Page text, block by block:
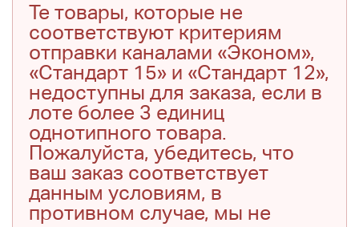
Те товары, которые не
соответствуют критериям
отправки каналами «Эконом»,
«Стандарт 15» и «Стандарт 12»,
недоступны для заказа, если в
лоте более 3 единиц
однотипного товара.
Пожалуйста, убедитесь, что
ваш заказ соответствует
данным условиям, в
противном случае, мы не